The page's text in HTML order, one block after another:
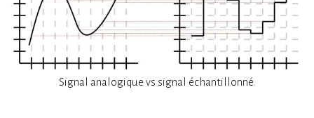
Signal analogique vs signal échantillonné.